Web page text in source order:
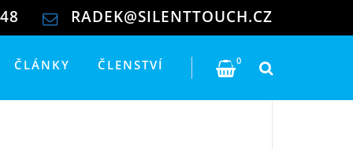
RADEK@SILENTTOUCH.CZ
ČLÁNKY ČLENSTVÍ 0